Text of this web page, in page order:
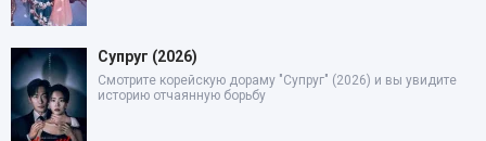
Супруг (2026)
Смотрите корейскую дораму "Супруг" (2026) и вы увидите
историю отчаянную борьбу